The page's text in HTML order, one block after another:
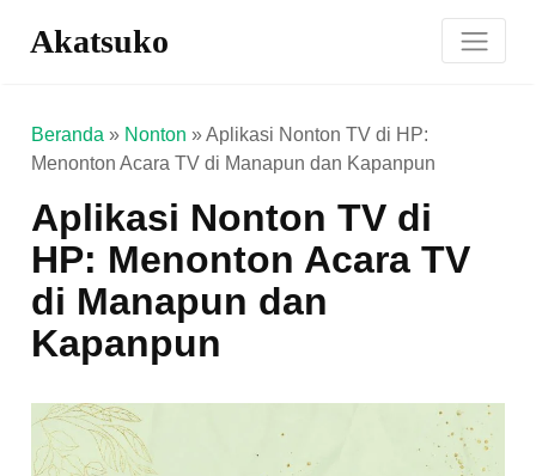
Akatsuko
Beranda » Nonton »Aplikasi Nonton TV di HP:
Menonton Acara TV di Manapun dan Kapanpun
Aplikasi Nonton TV di
HP: Menonton Acara TV
di Manapun dan
Kapanpun